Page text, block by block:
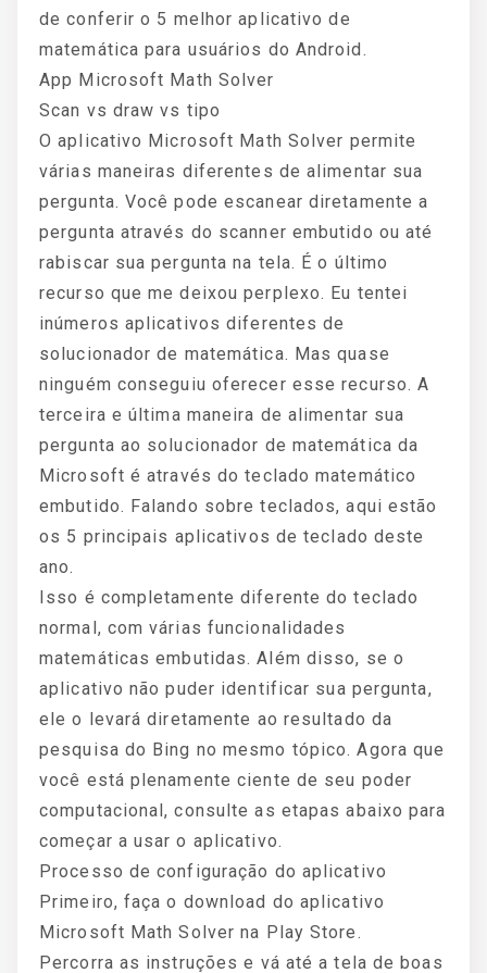
de conferir o 5 melhor aplicativo de
matemática para usuários do Android.
App Microsoft Math Solver
Scan vs draw vs tipo
O aplicativo Microsoft Math Solver permite
várias maneiras diferentes de alimentar sua
pergunta. Você pode escanear diretamente a
pergunta através do scanner embutido ou até
rabiscar sua pergunta na tela. É o último
recurso que me deixou perplexo. Eu tentei
inúmeros aplicativos diferentes de
solucionador de matemática. Mas quase
ninguém conseguiu oferecer esse recurso. A
terceira e última maneira de alimentar sua
pergunta ao solucionador de matemática da
Microsoft é através do teclado matemático
embutido. Falando sobre teclados, aqui estão
os 5 principais aplicativos de teclado deste
ano.
Isso é completamente diferente do teclado
normal, com várias funcionalidades
matemáticas embutidas. Além disso, se o
aplicativo não puder identificar sua pergunta,
ele o levará diretamente ao resultado da
pesquisa do Bing no mesmo tópico. Agora que
você está plenamente ciente de seu poder
computacional, consulte as etapas abaixo para
começar a usar o aplicativo.
Processo de configuração do aplicativo
Primeiro, faça o download do aplicativo
Microsoft Math Solver na Play Store.
Percorra as instruções e vá até a tela de boas